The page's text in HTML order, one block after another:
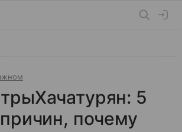
5
почему